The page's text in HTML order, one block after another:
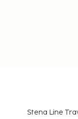
Stena Line